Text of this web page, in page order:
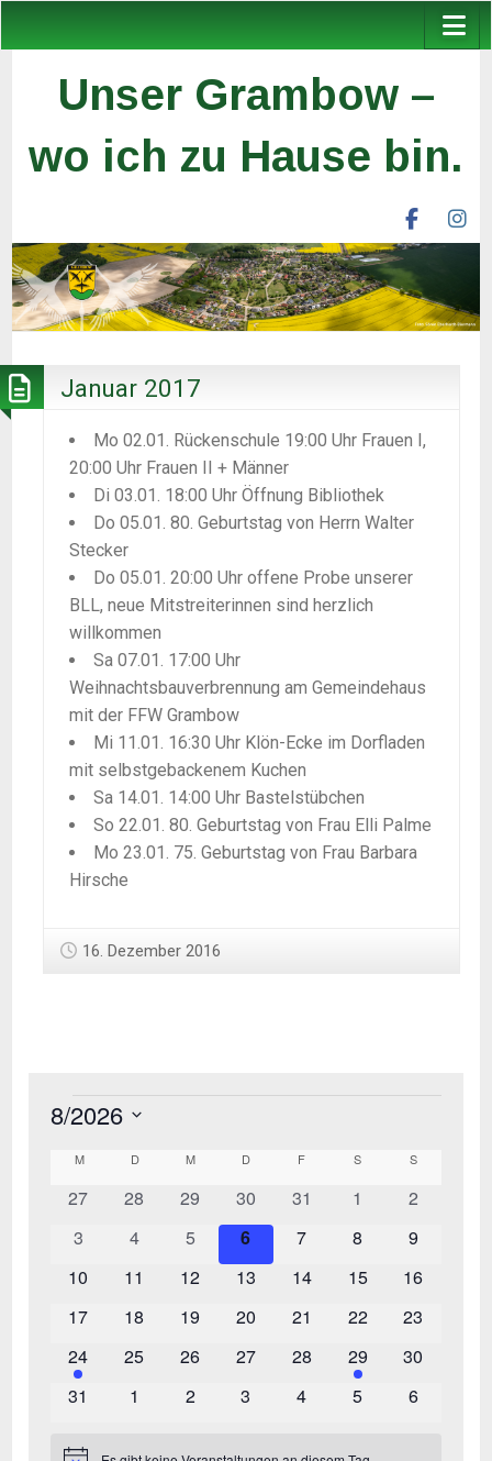
Unser Grambow –
wo ich zu Hause bin.
unser
ev
Januar 2017
Mo 02.01. Rückenschule 19:00 Uhr Frauen I,
20:00 Uhr Frauen II + Männer
Di 03.01. 18:00 Uhr Öffnung Bibliothek
Do 05.01. 80. Geburtstag von Herrn Walter
Stecker
Do 05.01. 20:00 Uhr offene Probe unserer
BLL, neue Mitstreiterinnen sind herzlich
willkommen
Sa 07.01. 17:00 Uhr
Weihnachtsbauverbrennung am Gemeindehaus
mit der FFW Grambow
Mi 11.01. 16:30 Uhr Klön-Ecke im Dorfladen
mit selbstgebackenem Kuchen
Sa 14.01. 14:00 Uhr Bastelstübchen
So 22.01. 80. Geburtstag von Frau Elli Palme
Mo 23.01. 75. Geburtstag von Frau Barbara
Hirsche
16. Dezember 2016